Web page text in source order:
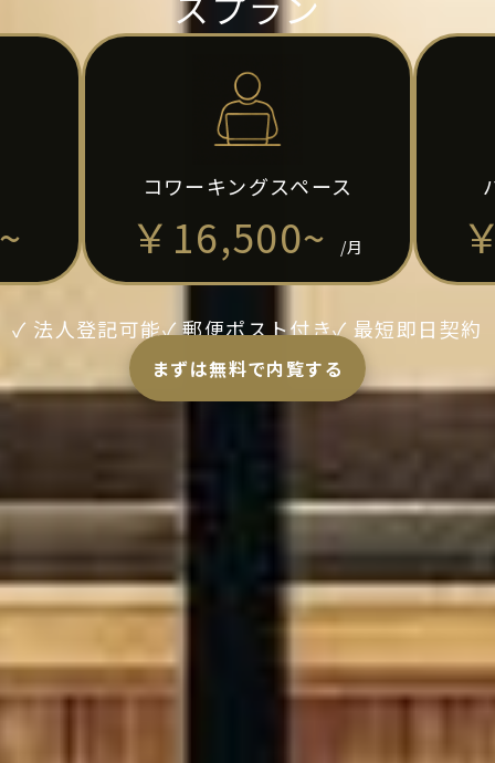
コワーキングスペース
￥16,500~ /月
✓ 法人登記可能✓ 郵便ポスト付き✓ 最短即日契約
まずは無料で内覧する